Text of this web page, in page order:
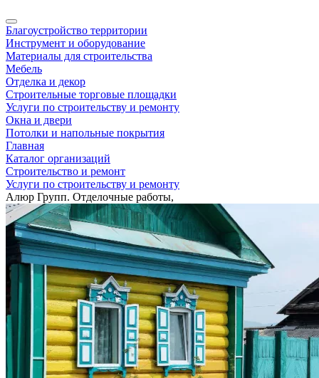
Благоустройство территории
Инструмент и оборудование
Материалы для строительства
Мебель
Отделка и декор
Строительные торговые площадки
Услуги по строительству и ремонту
Окна и двери
Потолки и напольные покрытия
Главная
Каталог организаций
Строительство и ремонт
Услуги по строительству и ремонту
Алюр Групп. Отделочные работы,